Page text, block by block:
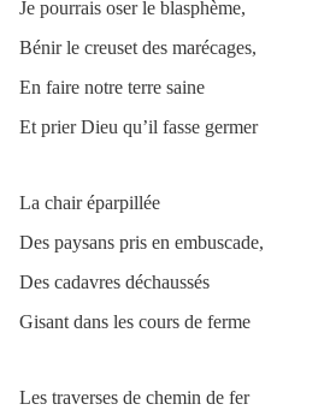
Je pourrais oser le blasphème,
Bénir le creuset des marécages,
En faire notre terre saine
Et prier Dieu qu’il fasse germer
La chair éparpillée
Des paysans pris en embuscade,
Des cadavres déchaussés
Gisant dans les cours de ferme
Les traverses de chemin de fer